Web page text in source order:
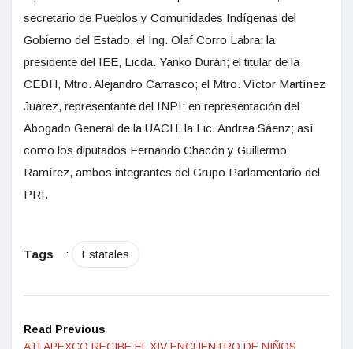
secretario de Pueblos y Comunidades Indígenas del
Gobierno del Estado, el Ing. Olaf Corro Labra; la
presidente del IEE, Licda. Yanko Durán; el titular de la
CEDH, Mtro. Alejandro Carrasco; el Mtro. Víctor Martínez
Juárez, representante del INPI; en representación del
Abogado General de la UACH, la Lic. Andrea Sáenz; así
como los diputados Fernando Chacón y Guillermo
Ramírez, ambos integrantes del Grupo Parlamentario del
PRI.
Tags : Estatales
Read Previous
ATLAPEXCO RECIBE EL XIV ENCUENTRO DE NIÑOS